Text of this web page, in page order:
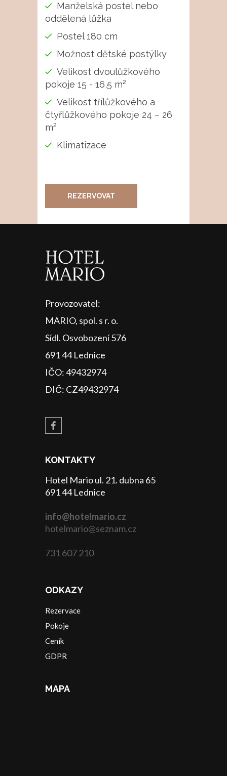
Manželská postel nebo
oddělená lůžka
Postel 180 cm
Možnost dětské postýlky
Velikost dvoulůžkového
pokoje 15 - 16,5 m²
Velikost třílůžkového a
čtyřlůžkového pokoje 24 – 26
m²
Klimatizace
REZERVOVAT
Provozovatel:
MARIO, spol. s r. o.
Sídl. Osvobození 576
691 44 Lednice
IČO: 49432974
DIČ: CZ49432974
KONTAKTY
Hotel Mario ul. 21. dubna 65
691 44 Lednice
info@hotelmario.cz
hotelmario@seznam.cz
731 607 210
ODKAZY
Rezervace
Pokoje
Ceník
GDPR
MAPA